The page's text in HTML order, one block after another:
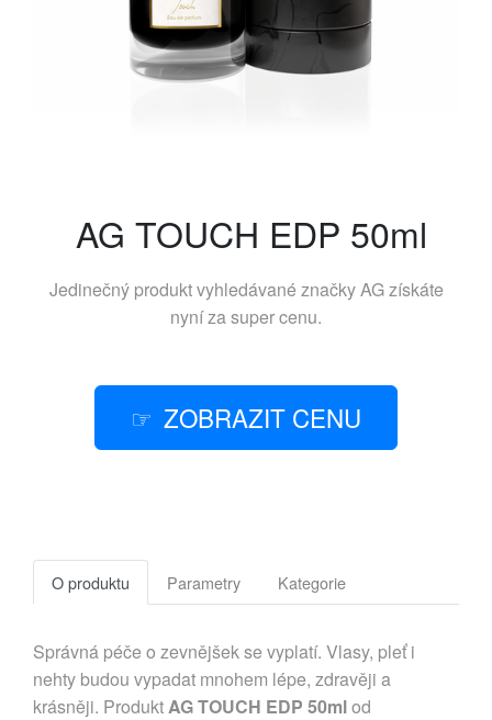
AG TOUCH EDP 50ml
Jedinečný produkt vyhledávané značkyAGzískáte
nyní za super cenu.
ZOBRAZIT CENU
O produktu Parametry Kategorie
Správná péče o zevnějšek se vyplatí. Vlasy, pleť i
nehty budou vypadat mnohem lépe, zdravěji a
krásněji. ProduktAG TOUCH EDP 50mlod